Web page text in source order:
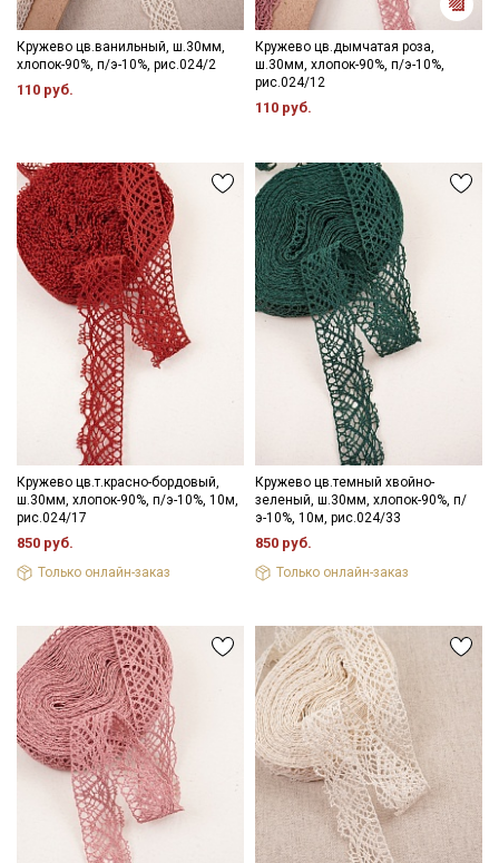
Кружево цв.ванильный, ш.30мм,
хлопок-90%, п/э-10%, рис.024/2
110 руб.
Кружево цв.дымчатая роза,
ш.30мм, хлопок-90%, п/э-10%,
рис.024/12
110 руб.
Кружево цв.т.красно-бордовый,
ш.30мм, хлопок-90%, п/э-10%, 10м,
рис.024/17
850 руб.
Только онлайн-заказ
Кружево цв.темный хвойно-
зеленый, ш.30мм, хлопок-90%, п/
э-10%, 10м, рис.024/33
850 руб.
Только онлайн-заказ